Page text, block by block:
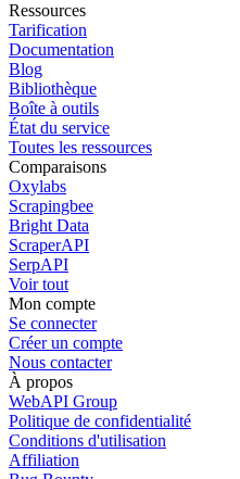
Ressources
Tarification
Documentation
Blog
Bibliothèque
Boîte à outils
État du service
Toutes les ressources
Comparaisons
Oxylabs
Scrapingbee
Bright Data
ScraperAPI
SerpAPI
Voir tout
Mon compte
Se connecter
Créer un compte
Nous contacter
À propos
WebAPI Group
Politique de confidentialité
Conditions d'utilisation
Affiliation